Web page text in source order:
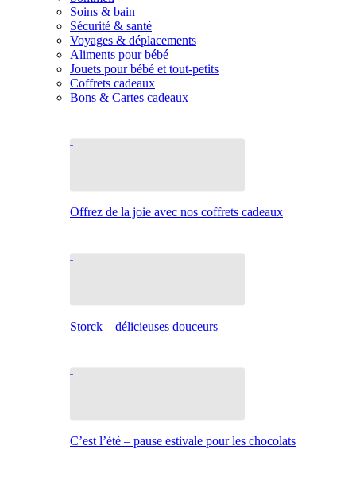
Soins & bain
Sécurité & santé
Voyages & déplacements
Aliments pour bébé
Jouets pour bébé et tout-petits
Coffrets cadeaux
Bons & Cartes cadeaux
Offrez de la joie avec nos coffrets cadeaux
Storck – délicieuses douceurs
C’est l’été – pause estivale pour les chocolats